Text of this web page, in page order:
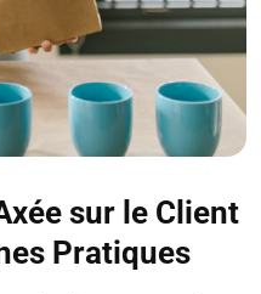
sur le Client
Pratiques